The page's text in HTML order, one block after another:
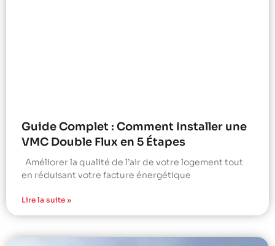
Guide Complet : Comment Installer une
VMC Double Flux en 5 Étapes
Améliorer la qualité de l’air de votre logement tout
en réduisant votre facture énergétique
Lire la suite »